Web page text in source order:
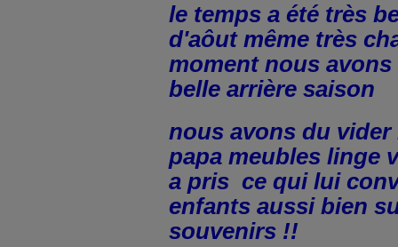
le temps a été très
d'aôut même très
moment nous
belle arrière saison
nous avons du vider
papa meubles linge
a pris ce qui lui
enfants aussi bien
souvenirs !!